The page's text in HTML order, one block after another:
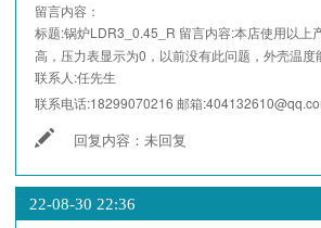
留言内容：
标题:锅炉LDR3_0.45_R 留言内容:本店使用以上
高，压力表显示为0，以前没有此问题，外壳温
联系人:任先生
联系电话:18299070216邮箱:
回复内容：未回复
22-08-30 22:36